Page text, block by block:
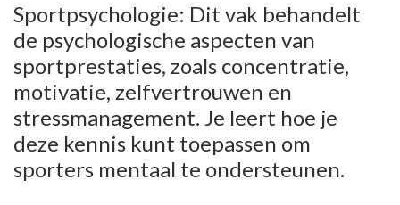
Sportpsychologie: Dit vak behandelt
de psychologische aspecten van
sportprestaties, zoals concentratie,
motivatie, zelfvertrouwen en
stressmanagement. Je leert hoe je
deze kennis kunt toepassen om
sporters mentaal te ondersteunen.